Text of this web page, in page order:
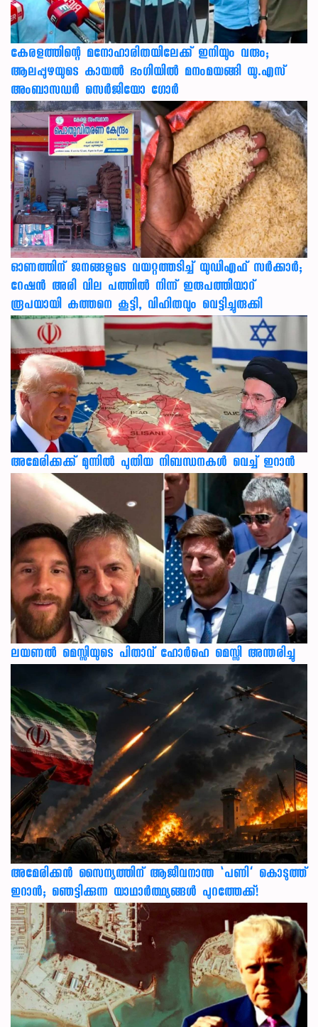
കേരളത്തിന്റെ മനോഹാരിതയിലേക്ക് ഇനിയും വരും;
ആലപ്പുഴയുടെ കായൽ ഭംഗിയിൽ മനംമയങ്ങി യു.എസ്
അംബാസഡർ സെർജിയോ ഗോർ
ഓണത്തിന് ജനങ്ങളുടെ വയറ്റത്തടിച്ച് യുഡിഎഫ് സർക്കാർ;
റേഷൻ അരി വില പത്തിൽ നിന്ന് ഇരുപത്തിയാറ്
രൂപയായി കുത്തനെ കൂട്ടി, വിഹിതവും വെട്ടിച്ചുരുക്കി
അമേരിക്കക്ക് മുന്നിൽ പുതിയ നിബന്ധനകൾ വെച്ച് ഇറാൻ
ലയണൽ മെസ്സിയുടെ പിതാവ് ഹോർഹെ മെസ്സി അന്തരിച്ചു
അമേരിക്കൻ സൈന്യത്തിന് ആജീവനാന്ത ‘പണി’ കൊടുത്ത്
ഇറാൻ; ഞെട്ടിക്കുന്ന യാഥാർത്ഥ്യങ്ങൾ പുറത്തേക്ക്!